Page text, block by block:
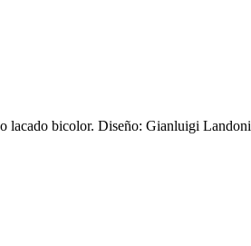
lacado bicolor. Diseño: Gianluigi Landoni